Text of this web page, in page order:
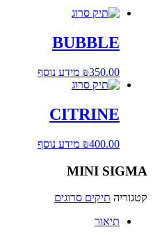
BUBBLE
₪350.00 מידע נוסף
CITRINE
₪400.00 מידע נוסף
MINI SIGMA
קטגוריה תיקים סרוגים
תיאור